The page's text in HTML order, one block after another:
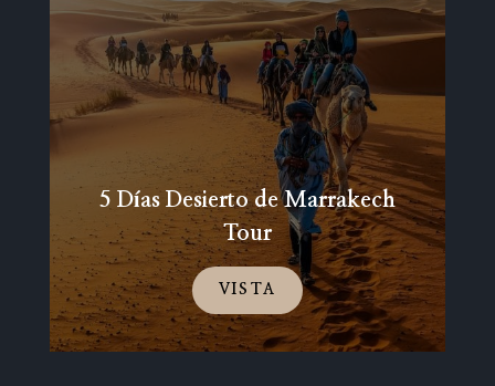
5 Días Desierto de Marrakech
Tour
VISTA